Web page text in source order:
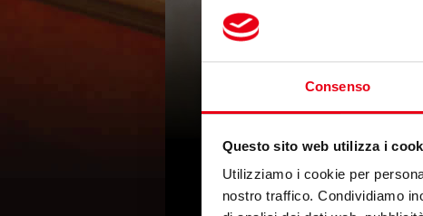
Consenso
Questo sito web utilizza i
Utilizziamo i cookie per
nostro traffico. Condividiamo